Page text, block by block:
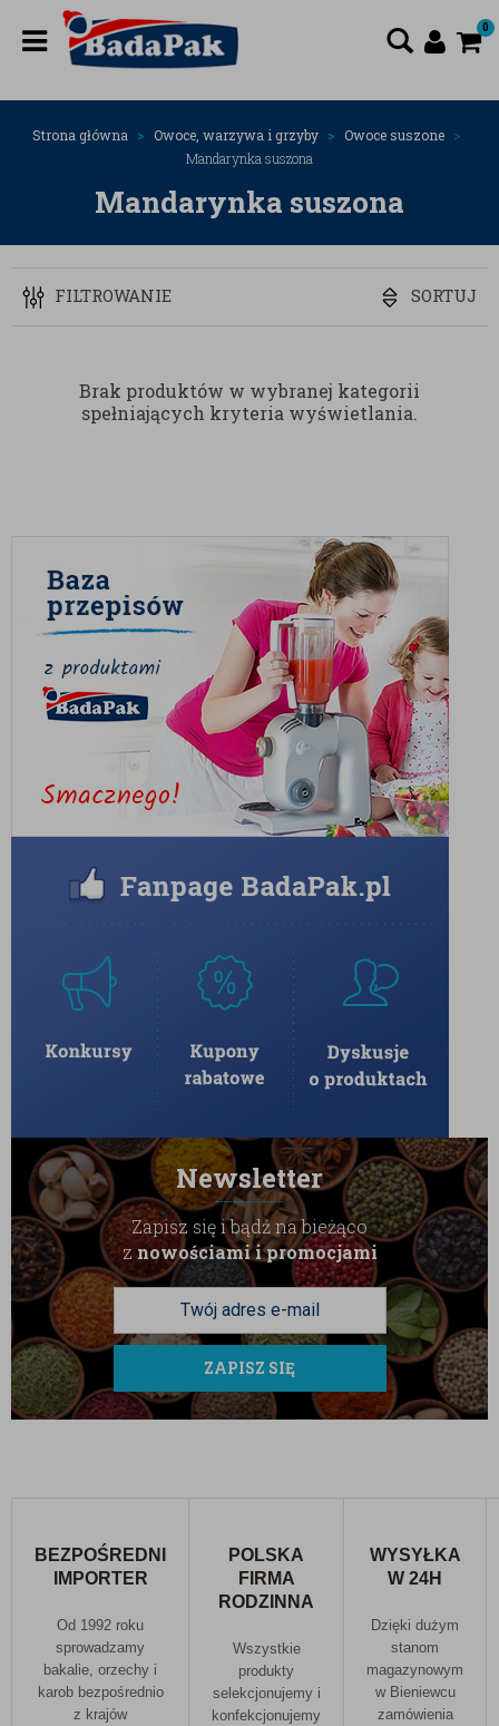
0
Strona główna Owoce, warzywa i grzyby
Owoce suszone
Mandarynka suszona
Mandarynka suszona
FILTROWANIE SORTUJ
Brak produktów w wybranej kategorii
spełniających kryteria wyświetlania.
Newsletter
Zapisz się i bądź na bieżąco
znowościami i promocjami
ZAPISZ SIĘ
BEZPOŚREDNI
IMPORTER
Od 1992 roku
sprowadzamy
bakalie, orzechy i
karob bezpośrednio
z krajów
POLSKA
FIRMA
RODZINNA
Wszystkie
produkty
selekcjonujemy i
konfekcjonujemy
WYSYŁKA
W 24H
Dzięki dużym
stanom
magazynowym
w Bieniewcu
zamówienia